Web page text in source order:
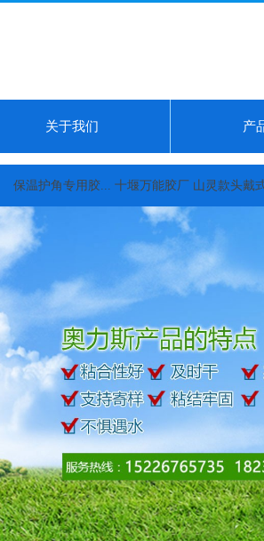
关于我们 产
保温护角专用胶... 十堰万能胶厂 山灵款头戴式